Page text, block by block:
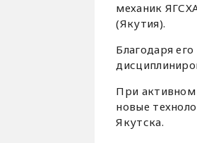
механик
(Якутия).
Благодаря
При активном
новые
Якутска.